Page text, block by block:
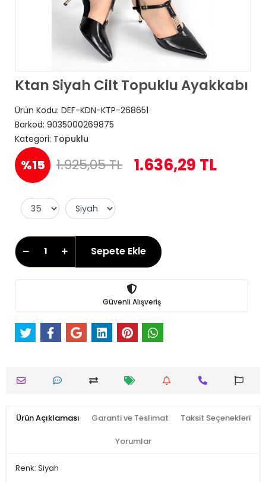
Ktan Siyah Cilt Topuklu Ayakkabı
Ürün Kodu: DEF-KDN-KTP-268651
Barkod: 9035000269875
Kategori: Topuklu
%15 1.925,05 TL 1.636,29 TL
Sepete Ekle
Güvenli Alışveriş
Ürün Açıklaması Garanti ve Teslimat Taksit Seçenekleri
Yorumlar
Renk: Siyah